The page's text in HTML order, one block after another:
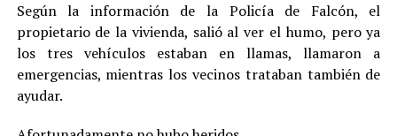
Según la información de la Policía de Falcón, el
propietario de la vivienda, salió al ver el humo, pero ya
los tres vehículos estaban en llamas, llamaron a
emergencias, mientras los vecinos trataban también de
ayudar.